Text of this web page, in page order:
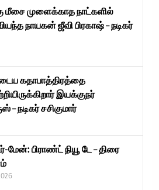
மீசை முளைக்காத நாட்களில்
நாயகன் ஜீவி பிரகாஷ் – நடிகர்
கதாபாத்திரத்தை
இயக்குநர்
நடிகர் சசிகுமார்
மேன்: பிராண்ட் நியூ டே – திரை